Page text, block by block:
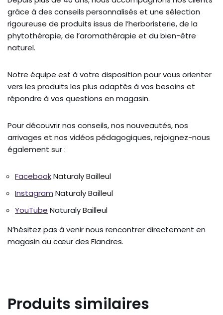
grâce à des conseils personnalisés et une sélection
rigoureuse de produits issus de l’herboristerie, de la
phytothérapie, de l’aromathérapie et du bien-être
naturel.
Notre équipe est à votre disposition pour vous orienter
vers les produits les plus adaptés à vos besoins et
répondre à vos questions en magasin.
Pour découvrir nos conseils, nos nouveautés, nos
arrivages et nos vidéos pédagogiques, rejoignez-nous
également sur :
FacebookNaturaly Bailleul
Instagram Naturaly Bailleul
YouTube Naturaly Bailleul
N’hésitez pas à venir nous rencontrer directement en
magasin au cœur des Flandres.
Produits similaires